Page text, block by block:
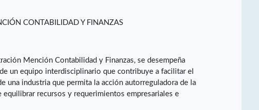
CONTABILIDAD Y FINANZAS
Mención Contabilidad y Finanzas, se desempeña
un equipo interdisciplinario que contribuye a facilitar el
una industria que permita la acción autorreguladora de la
equilibrar recursos y requerimientos empresariales e